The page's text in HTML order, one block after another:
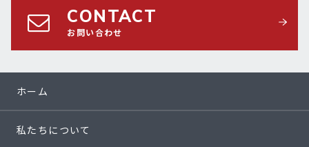
CONTACT
お問い合わせ
ホーム
私たちについて